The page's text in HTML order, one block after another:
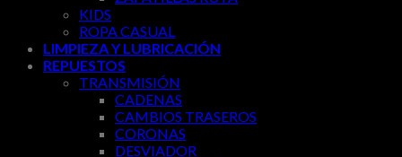
KIDS
ROPA CASUAL
LIMPIEZA Y LUBRICACIÓN
REPUESTOS
TRANSMISIÓN
CADENAS
CAMBIOS TRASEROS
CORONAS
DESVIADOR